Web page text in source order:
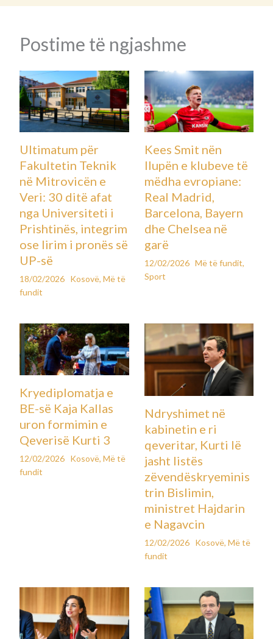
Postime të ngjashme
Ultimatum për
Fakultetin Teknik
në Mitrovicën e
Veri: 30 ditë afat
nga Universiteti i
Prishtinës, integrim
ose lirim i pronës së
UP-së
18/02/2026 Kosovë,Më të
fundit
Kees Smit nën
llupën e klubeve të
mëdha evropiane:
Real Madrid,
Barcelona, Bayern
dhe Chelsea në
garë
12/02/2026 Më të fundit,
Sport
Kryediplomatja e
BE-së Kaja Kallas
uron formimin e
Qeverisë Kurti 3
12/02/2026 Kosovë,Më të
fundit
Ndryshimet në
kabinetin e ri
qeveritar, Kurti lë
jasht listës
zëvendëskryeminis
trin Bislimin,
ministret Hajdarin
e Nagavcin
12/02/2026 Kosovë, Më të
fundit